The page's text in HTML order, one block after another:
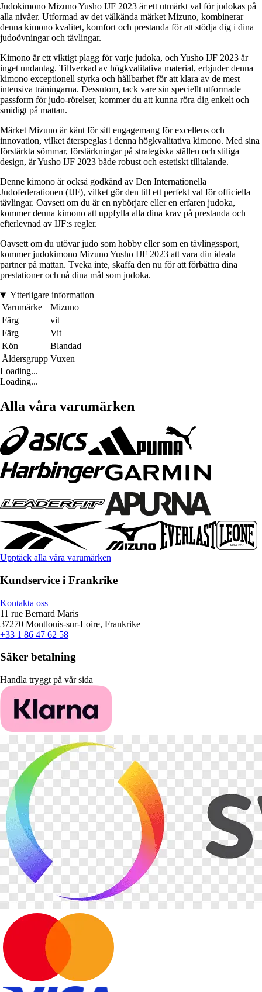
Judokimono Mizuno Yusho IJF 2023 är ett utmärkt val för judokas på
alla nivåer. Utformad av det välkända märket Mizuno, kombinerar
denna kimono kvalitet, komfort och prestanda för att stödja dig i dina
judoövningar och tävlingar.
Kimono är ett viktigt plagg för varje judoka, och Yusho IJF 2023 är
inget undantag. Tillverkad av högkvalitativa material, erbjuder denna
kimono exceptionell styrka och hållbarhet för att klara av de mest
intensiva träningarna. Dessutom, tack vare sin speciellt utformade
passform för judo-rörelser, kommer du att kunna röra dig enkelt och
smidigt på mattan.
Märket Mizuno är känt för sitt engagemang för excellens och
innovation, vilket återspeglas i denna högkvalitativa kimono. Med sina
förstärkta sömmar, förstärkningar på strategiska ställen och stiliga
design, är Yusho IJF 2023 både robust och estetiskt tilltalande.
Denne kimono är också godkänd av Den Internationella
Judofederationen (IJF), vilket gör den till ett perfekt val för officiella
tävlingar. Oavsett om du är en nybörjare eller en erfaren judoka,
kommer denna kimono att uppfylla alla dina krav på prestanda och
efterlevnad av IJF:s regler.
Oavsett om du utövar judo som hobby eller som en tävlingssport,
kommer judokimono Mizuno Yusho IJF 2023 att vara din ideala
partner på mattan. Tveka inte, skaffa den nu för att förbättra dina
prestationer och nå dina mål som judoka.
Ytterligare information
Varumärke
Mizuno
Färg
vit
Färg
Vit
Kön
Blandad
Åldersgrupp Vuxen
Loading...
Loading...
Alla våra varumärken
Upptäck alla våra varumärken
Kundservice i Frankrike
Kontakta oss
11 rue Bernard Maris
37270 Montlouis-sur-Loire, Frankrike
+33 1 86 47 62 58
Säker betalning
Handla tryggt på vår sida